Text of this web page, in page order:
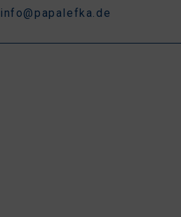
info@papalefka.de